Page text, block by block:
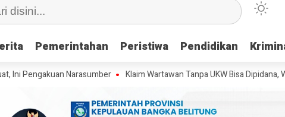
Pemerintahan Peristiwa Pendidikan
Pemerintahan Peristiwa Pendidikan
Narasumber Klaim Wartawan Tanpa UKW Bisa Dipidana, WST Dinilai